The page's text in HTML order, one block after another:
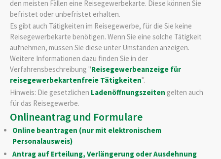
den meisten Fällen eine Reisegewerbekarte. Diese können Sie
befristet oder unbefristet erhalten.
Es gibt auch Tätigkeiten im Reisegewerbe, für die Sie keine
Reisegewerbekarte benötigen. Wenn Sie eine solche Tätigkeit
aufnehmen, müssen Sie diese unter Umständen anzeigen.
Weitere Informationen dazu finden Sie in der
Verfahrensbeschreibung "Reisegewerbeanzeige für
reisegewerbekartenfreie Tätigkeiten".
Hinweis: Die gesetzlichen Ladenöffnungszeiten gelten auch
für das Reisegewerbe.
Onlineantrag und Formulare
Online beantragen (nur mit elektronischem
Personalausweis)
Antrag auf Erteilung, Verlängerung oder Ausdehnung